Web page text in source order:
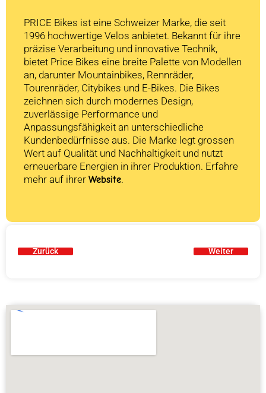
PRICE Bikes ist eine Schweizer Marke, die seit
1996 hochwertige Velos anbietet. Bekannt für ihre
präzise Verarbeitung und innovative Technik,
bietet Price Bikes eine breite Palette von Modellen
an, darunter Mountainbikes, Rennräder,
Tourenräder, Citybikes und E-Bikes. Die Bikes
zeichnen sich durch modernes Design,
zuverlässige Performance und
Anpassungsfähigkeit an unterschiedliche
Kundenbedürfnisse aus. Die Marke legt grossen
Wert auf Qualität und Nachhaltigkeit und nutzt
erneuerbare Energien in ihrer Produktion. Erfahre
mehr auf ihrer Website.
Zurück Weiter